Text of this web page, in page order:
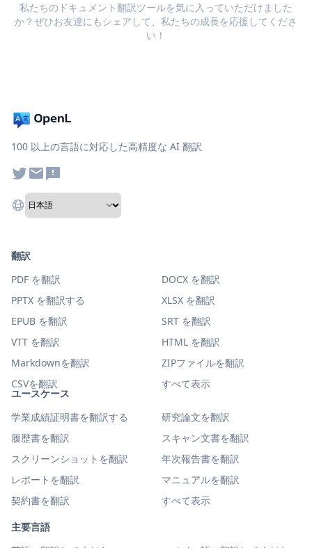
私たちのドキュメント翻訳ツールを気に入っていただけました
か？ぜひお友達にもシェアして、私たちの成長を応援してくださ
い！
100 以上の言語に対応した高精度な AI 翻訳
ユースケース
学業成績証明書を翻訳する
研究論文を翻訳
履歴書を翻訳
スキャン文書を翻訳
スクリーンショットを翻訳
年次報告書を翻訳
レポートを翻訳
マニュアルを翻訳
契約書を翻訳
すべて表示
主要言語
翻訳
PDF を翻訳
DOCX を翻訳
PPTX を翻訳する
XLSX を翻訳
EPUB を翻訳
SRT を翻訳
VTT を翻訳
HTML を翻訳
Markdownを翻訳
ZIPファイルを翻訳
CSVを翻訳
すべて表示